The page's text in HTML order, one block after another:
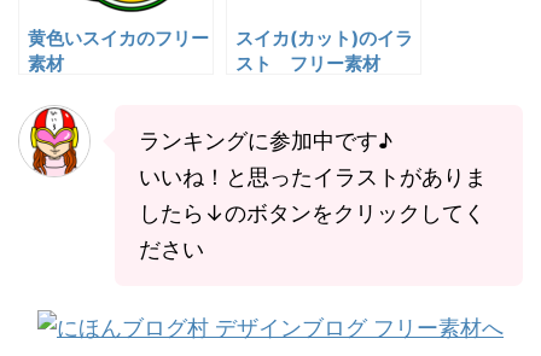
黄色いスイカのフリー
素材
スイカ(カット)のイラ
スト フリー素材
ランキングに参加中です♪
いいね！と思ったイラストがありま
したら↓のボタンをクリックしてく
ださい